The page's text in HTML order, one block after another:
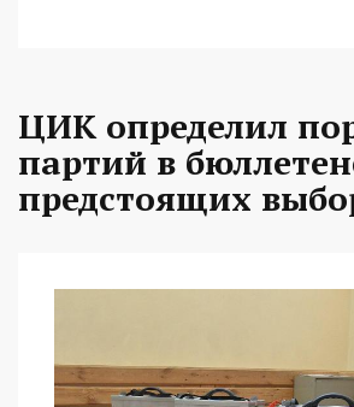
ЦИК определил
партий в
предстоящих